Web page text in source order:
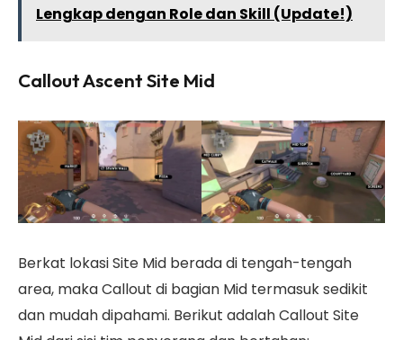
Lengkap dengan Role dan Skill (Update!)
Callout Ascent Site Mid
Berkat lokasi Site Mid berada di tengah-tengah
area, maka Callout di bagian Mid termasuk sedikit
dan mudah dipahami. Berikut adalah Callout Site